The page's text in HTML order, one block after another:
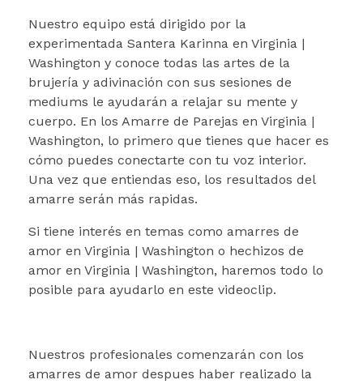
Nuestro equipo está dirigido por la
experimentada Santera Karinna en Virginia |
Washington y conoce todas las artes de la
brujería y adivinación con sus sesiones de
mediums le ayudarán a relajar su mente y
cuerpo. En los Amarre de Parejas en Virginia |
Washington, lo primero que tienes que hacer es
cómo puedes conectarte con tu voz interior.
Una vez que entiendas eso, los resultados del
amarre serán más rapidas.
Si tiene interés en temas como amarres de
amor en Virginia | Washington o hechizos de
amor en Virginia | Washington, haremos todo lo
posible para ayudarlo en este videoclip.
Nuestros profesionales comenzarán con los
amarres de amor despues haber realizado la